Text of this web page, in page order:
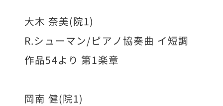
大木 奈美(院1)
R.シューマン/ピアノ協奏曲 イ短調
作品54より 第1楽章
岡南 健(院1)